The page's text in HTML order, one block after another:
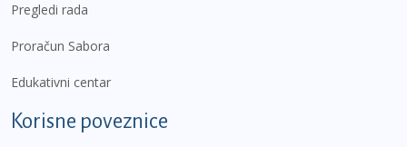
Pregledi rada
Proračun Sabora
Edukativni centar
Korisne poveznice